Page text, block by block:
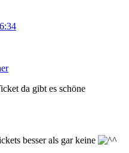
da gibt es schöne
besser als gar keine